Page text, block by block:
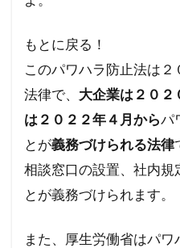
もとに戻る！
このパワハラ防止法は
法律で、 大企業は２０２
は２０２２年４月からパ
とが義務づけられる法律
相談窓口の設置、社内規
とが義務づけられます。
また、厚生労働省はパワ
共産主義
乳幼児
住民投票条
人道に対する罪
人
人工ウイルス
人口
事件・事故
メディ
ハワイ州
ハワイ山